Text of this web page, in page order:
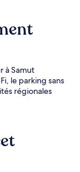
à Samut
le parking sans
régionales